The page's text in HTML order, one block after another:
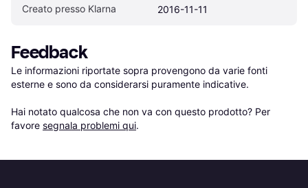
Creato presso Klarna 2016-11-11
Feedback
Le informazioni riportate sopra provengono da varie fonti
esterne e sono da considerarsi puramente indicative.
Hai notato qualcosa che non va con questo prodotto? Per
favore segnala problemi qui.